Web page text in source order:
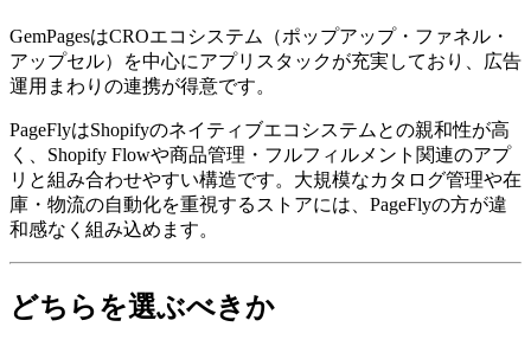
GemPagesはCROエコシステム（ポップアップ・ファネル・
アップセル）を中心にアプリスタックが充実しており、広告
運用まわりの連携が得意です。
PageFlyはShopifyのネイティブエコシステムとの親和性が高
く、Shopify Flowや商品管理・フルフィルメント関連のアプ
リと組み合わせやすい構造です。大規模なカタログ管理や在
庫・物流の自動化を重視するストアには、PageFlyの方が違
和感なく組み込めます。
どちらを選ぶべきか